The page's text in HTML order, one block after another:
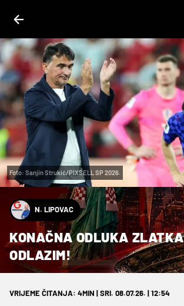
Foto: Sanjin Strukić/PIXSELL SP 2026.
N. LIPOVAC
KONAČNA ODLUKA
ODLAZIM!
VRIJEME ČITANJA: 4MIN | SRI. 08.07.26. | 12:54